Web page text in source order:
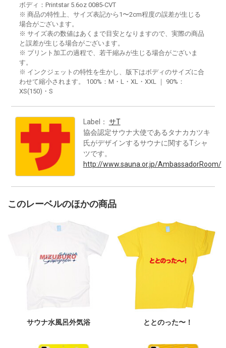
ボディ：Printstar 5.6oz 0085-CVT
※ 商品の特性上、サイズ表記から1〜2cm程度の誤差が生じる
場合がございます。
※ サイズ表の数値はあくまで目安となりますので、実際の商品
と誤差が生じる場合がございます。
※ プリント加工の過程で、若干縮みが生じる場合がございま
す。
※ インクジェットの特性を生かし、版下はボディのサイズに合
わせて縮小されます。 100%：M・L・XL・XXL ｜ 90%：
XS(150)・S
Label： サT
協会認定サウナ大使であるタナカカツキ
氏がデザインするサウナに関するTシャ
ツです。
http://www.sauna.or.jp/AmbassadorRoom/
このレーベルのほかの商品
サウナ水風呂外気浴 ととのった〜！